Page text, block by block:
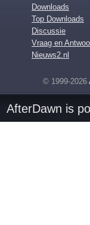
Downloads
Top Downloads
Discussie
Vraag en
Nieuws2.nl
© 1999-2026
AfterDawn is